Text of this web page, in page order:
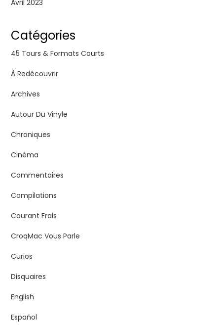
Avril 2023
Catégories
45 Tours & Formats Courts
À Redécouvrir
Archives
Autour Du Vinyle
Chroniques
Cinéma
Commentaires
Compilations
Courant Frais
CroqMac Vous Parle
Curios
Disquaires
English
Español